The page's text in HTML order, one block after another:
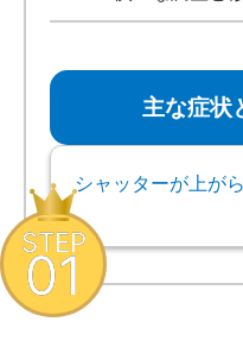
主な症状
シャッターが上が
STEP
01